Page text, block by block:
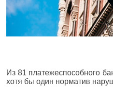
Из 81 платежеспособного
хотя бы один норматив